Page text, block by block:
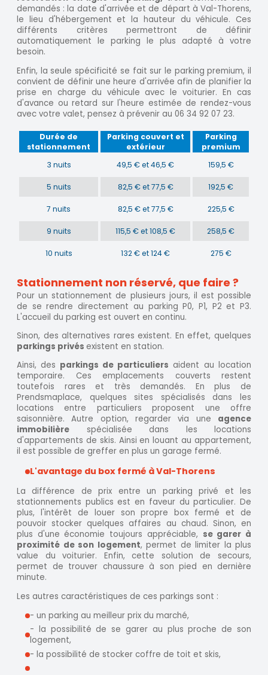
demandés : la date d'arrivée et de départ à Val-Thorens,
le lieu d'hébergement et la hauteur du véhicule. Ces
différents critères permettront de définir
automatiquement le parking le plus adapté à votre
besoin.
Enfin, la seule spécificité se fait sur le parking premium, il
convient de définir une heure d'arrivée afin de planifier la
prise en charge du véhicule avec le voiturier. En cas
d'avance ou retard sur l'heure estimée de rendez-vous
avec votre valet, pensez à prévenir au 06 34 92 07 23.
Durée de
stationnement
Parking couvert et
extérieur
Parking
premium
3 nuits
49,5 € et 46,5 € 159,5 €
5 nuits 82,5 € et 77,5 € 192,5 €
7 nuits 82,5 € et 77,5 € 225,5 €
9 nuits 115,5 € et 108,5 € 258,5 €
10 nuits 132 € et 124 € 275 €
Stationnement non réservé, que faire ?
Pour un stationnement de plusieurs jours, il est possible
de se rendre directement au parking P0, P1, P2 et P3.
L'accueil du parking est ouvert en continu.
Sinon, des alternatives rares existent. En effet, quelques
parkings privés existent en station.
Ainsi, des parkings de particuliers aident au location
temporaire. Ces emplacements couverts restent
toutefois rares et très demandés. En plus de
Prendsmaplace, quelques sites spécialisés dans les
locations entre particuliers proposent une offre
saisonnière. Autre option, regarder via une agence
immobilière spécialisée dans les locations
d'appartements de skis. Ainsi en louant au appartement,
il est possible de greffer en plus un garage fermé.
L'avantage du box fermé à Val-Thorens
La différence de prix entre un parking privé et les
stationnements publics est en faveur du particulier. De
plus, l'intérêt de louer son propre box fermé et de
pouvoir stocker quelques affaires au chaud. Sinon, en
plus d'une économie toujours appréciable, se garer à
proximité de son logement, permet de limiter la plus
value du voiturier. Enfin, cette solution de secours,
permet de trouver chaussure à son pied en dernière
minute.
Les autres caractéristiques de ces parkings sont :
- un parking au meilleur prix du marché,
- la possibilité de se garer au plus proche de son
logement,
- la possibilité de stocker coffre de toit et skis,